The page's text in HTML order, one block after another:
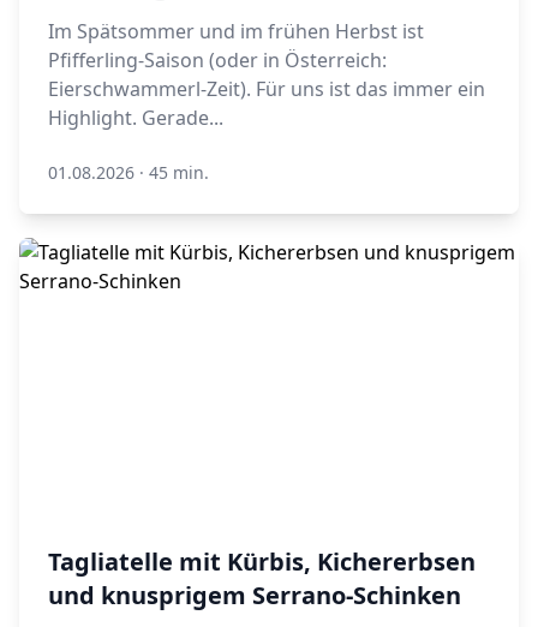
Im Spätsommer und im frühen Herbst ist
Pfifferling-Saison (oder in Österreich:
Eierschwammerl-Zeit). Für uns ist das immer ein
Highlight. Gerade...
01.08.2026 · 45 min.
Tagliatelle mit Kürbis, Kichererbsen
und knusprigem Serrano-Schinken